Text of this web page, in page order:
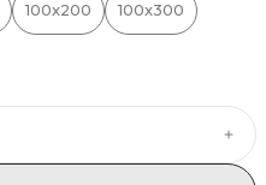
100x200 100x300